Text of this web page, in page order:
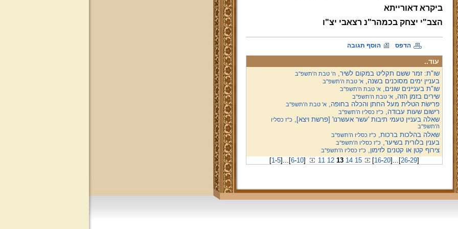
ביקרא דאורייתא
הצב"י יצחק בכמהר"נ רצאבי יצ"ו
הדפס הוסף תגובה
עוד..
שו"ת: זמר ששם תקליט במקום לשיר, ה' טבת ה'תשפ''ב
בעניין ימים מסוכנים בשנה,א' טבת ה'תשפ''ב
שו"ת בעניינים שונים,א' טבת ה'תשפ''ב
שירים בזמן הזה,א' טבת ה'תשפ''ב
פרישׂת הטלית מעל החתן והכלה בחופה,א' טבת ה'תשפ''ב
רישום שעות עבודה,כ"ז כסליו ה'תשפ''ב
שאלה בעניין טעמי תיבות 'עשר אעשרנו' [פרשת ויצא],כ"ז כסליו
ה'תשפ''ב
שאלה בהלכות ברכות,כ"ז כסליו ה'תשפ''ב
בענין בלורית בשיער,כ"ז כסליו ה'תשפ''ב
צירוף קטן או קטנים לזימון,כ"ז כסליו ה'תשפ''ב
[1-5] ... [6-10] 11 12 13 14 15 [16-20] ... [26-29]